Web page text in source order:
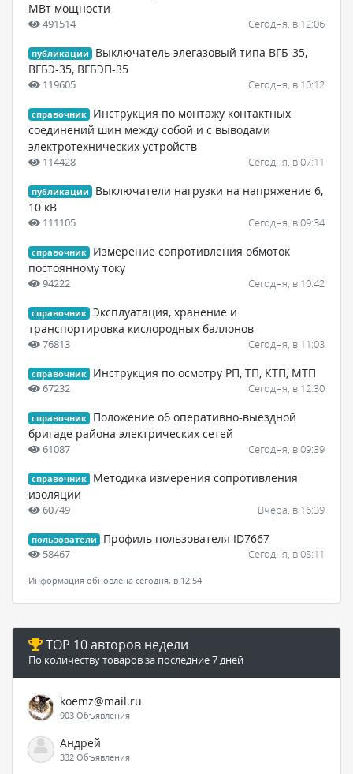
МВт мощности
491514 Сегодня, в 12:06
публикации
Выключатель элегазовый типа ВГБ-35,
ВГБЭ-35, ВГБЭП-35
119605 Сегодня, в 10:12
справочник
Инструкция по монтажу контактных
соединений шин между собой и с выводами
электротехнических устройств
114428 Сегодня, в 07:11
публикации
Выключатели нагрузки на напряжение 6,
10 кВ
111105 Сегодня, в 09:34
справочник
Измерение сопротивления обмоток
постоянному току
94222 Сегодня, в 10:42
справочник Эксплуатация, хранение и
транспортировка кислородных баллонов
76813 Сегодня, в 11:03
справочник Инструкция по осмотру РП, ТП, КТП, МТП
67232 Сегодня, в 12:30
справочник
Положение об оперативно-выездной
бригаде района электрических сетей
61087 Сегодня, в 09:39
справочник
Методика измерения сопротивления
изоляции
60749 Вчера, в 16:39
пользователи Профиль пользователя ID7667
58467 Сегодня, в 08:11
Информация обновлена сегодня, в 12:54
TOP 10 авторов недели
По количеству товаров за последние 7 дней
koemz@mail.ru
903 Объявления
Андрей
332 Объявления